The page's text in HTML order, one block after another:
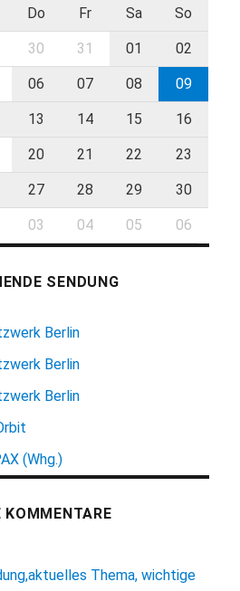
Do Fr Sa So
30 31 01 02
06 07 08 09
13 14 15 16
20 21 22 23
27 28 29 30
03 04 05 06
SENDUNG
Berlin
Berlin
Berlin
(Whg.)
KOMMENTARE
Thema, wichtige